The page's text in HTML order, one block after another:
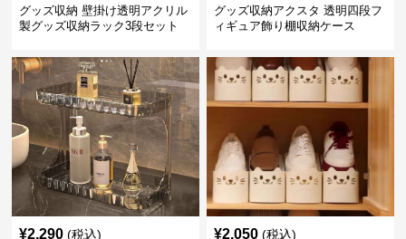
グッズ収納 壁掛け透明アクリル
製グッズ収納ラック3段セット
グッズ収納アクスタ 透明四段フ
ィギュア飾り棚収納ケース
¥2,290 (税込) ¥2,050 (税込)